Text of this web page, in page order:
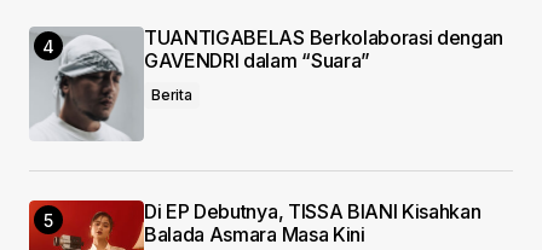
TUANTIGABELAS Berkolaborasi dengan
GAVENDRI dalam “Suara”
Berita
Di EP Debutnya, TISSA BIANI Kisahkan
Balada Asmara Masa Kini